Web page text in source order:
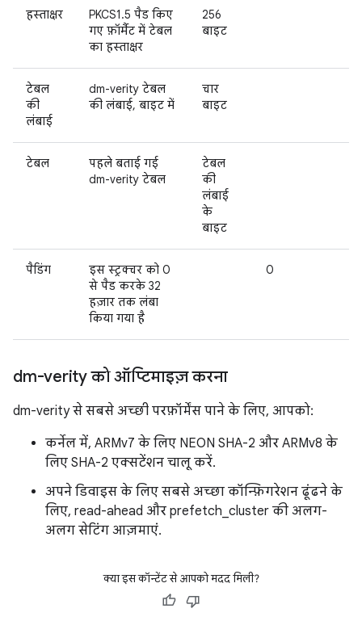
हस्ताक्षर
PKCS1.5 पैड किए
गए फ़ॉर्मैट में टेबल
का हस्ताक्षर
256
बाइट
टेबल
की
लंबाई
dm-verity टेबल
की लंबाई, बाइट में
चार
बाइट
टेबल
पहले बताई गई
dm-verity टेबल
टेबल
की
लंबाई
के
बाइट
पैडिंग
इस स्ट्रक्चर को 0
से पैड करके 32
हज़ार तक लंबा
किया गया है
0
dm-verity को ऑप्टिमाइज़ करना
dm-verity से सबसे अच्छी परफ़ॉर्मेंस पाने के लिए, आपको:
कर्नेल में, ARMv7 के लिए NEON SHA-2 और ARMv8 के
लिए SHA-2 एक्सटेंशन चालू करें.
अपने डिवाइस के लिए सबसे अच्छा कॉन्फ़िगरेशन ढूंढने के
लिए, read-ahead और prefetch_cluster की अलग-
अलग सेटिंग आज़माएं.
क्या इस कॉन्टेंट से आपको मदद मिली?